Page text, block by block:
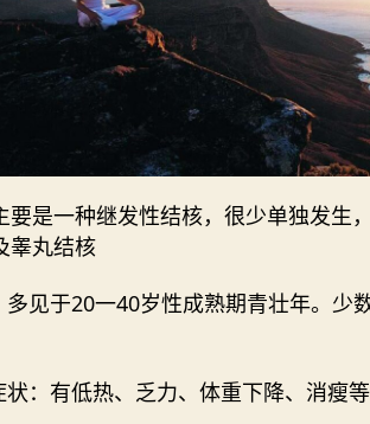
要是一种继发性结核，很少单独发生
睾丸结核
多见于20一40岁性成熟期青壮年。少
：有低热、乏力、体重下降、消瘦等